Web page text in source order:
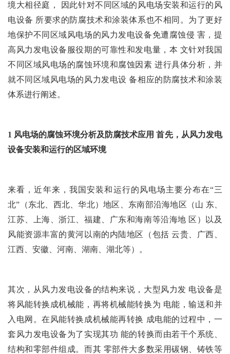
境大相径庭， 因此针对不同区域的风电场安装和运行的风
电设备 所要求的防腐技术和涂装体系也不相同。为了更好
地保护不同区域风电场的风力发电设备免遭腐蚀侵 害，提
高风力发电设备服役期的可靠性和发电量，本 文针对我国
不同区域风电场的腐蚀环境和腐蚀因素 进行具体分析，并
就不同区域风电场的风力发电设 备相应的防腐技术和涂装
体系进行阐述。
1 风电场的腐蚀环境分析及防腐技术应用 首先，从风力发电
设备安装和运行的区域环境
来看，近年来，我国安装和运行的风电场主要分布在“三
北”（东北、西北、华北）地区、东南部沿海地区（山 东、
江苏、上海、浙江、福建、广东和海南等沿海地 区）以及
风能资源丰富的黄河以南的内陆地区（包括 云贵、广西、
江西、安徽、河南、湖南、湖北等）。
其次，从风力发电设备的结构来说，大型风力发 电设备是
将风能转换成机械能，再将机械能转换为 电能，输送和并
入电网。在风能转换成机械能再转换 成电能的过程中，一
套风力发电设备为了实现其功 能的转换而由若干个系统、
结构和零部件组成。而其 零部件大多数采用碳钢、铸铁等